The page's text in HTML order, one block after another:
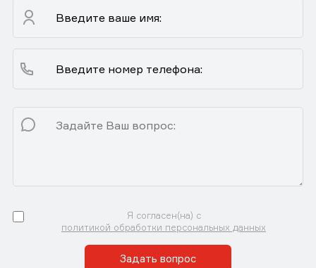
Я согласен(на) с
политикой обработки персональных данных
Задать вопрос